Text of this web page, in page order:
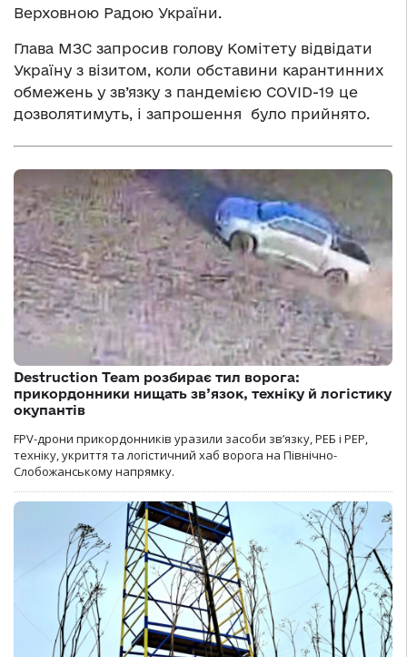
Верховною Радою України.
Глава МЗС запросив голову Комітету відвідати
Україну з візитом, коли обставини карантинних
обмежень у зв’язку з пандемією COVID-19 це
дозволятимуть, і запрошення було прийнято.
Destruction Team розбирає тил ворога:
прикордонники нищать зв’язок, техніку й логістику
окупантів
FPV-дрони прикордонників уразили засоби зв’язку, РЕБ і РЕР,
техніку, укриття та логістичний хаб ворога на Північно-
Слобожанському напрямку.